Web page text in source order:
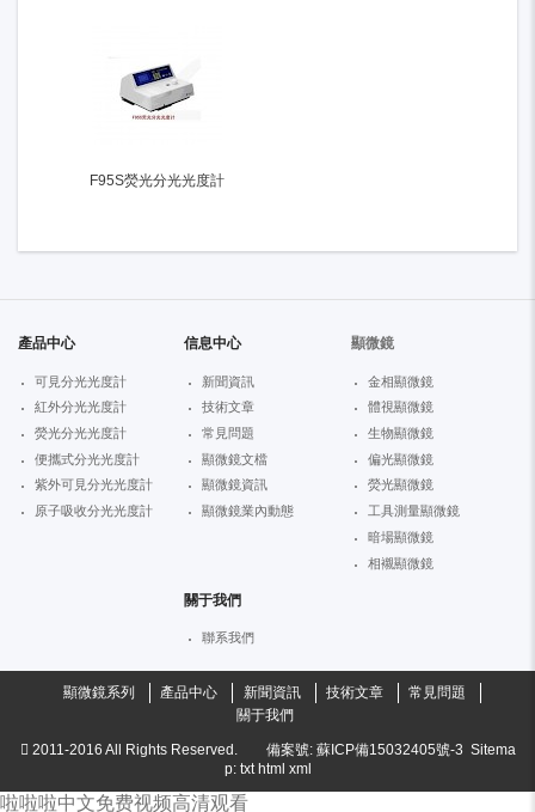
F95S熒光分光光度計
產品中心
可見分光光度計
紅外分光光度計
熒光分光光度計
便攜式分光光度計
紫外可見分光光度計
原子吸收分光光度計
信息中心
新聞資訊
技術文章
常見問題
顯微鏡文檔
顯微鏡資訊
顯微鏡業內動態
顯微鏡
金相顯微鏡
體視顯微鏡
生物顯微鏡
偏光顯微鏡
熒光顯微鏡
工具測量顯微鏡
暗場顯微鏡
相襯顯微鏡
關于我們
聯系我們
顯微鏡系列 產品中心 新聞資訊 技術文章
常見問題
關于我們
2011-2016 All Rights Reserved. 備案號: 蘇ICP備15032405號-3 Sitema
p: txt html xml
啦啦啦中文免费视频高清观看